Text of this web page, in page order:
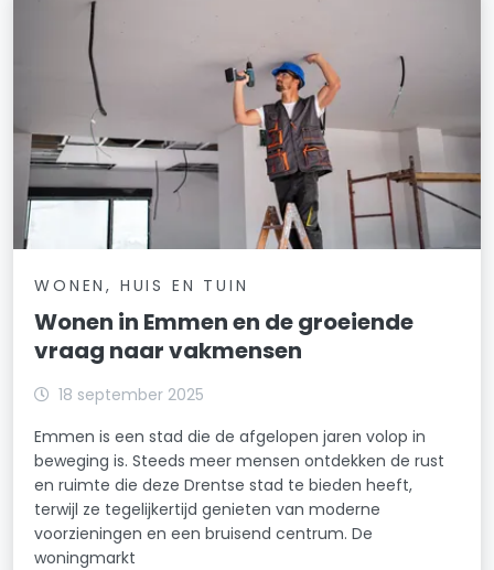
WONEN, HUIS EN TUIN
Wonen in Emmen en de groeiende
vraag naar vakmensen
18 september 2025
Emmen is een stad die de afgelopen jaren volop in
beweging is. Steeds meer mensen ontdekken de rust
en ruimte die deze Drentse stad te bieden heeft,
terwijl ze tegelijkertijd genieten van moderne
voorzieningen en een bruisend centrum. De
woningmarkt